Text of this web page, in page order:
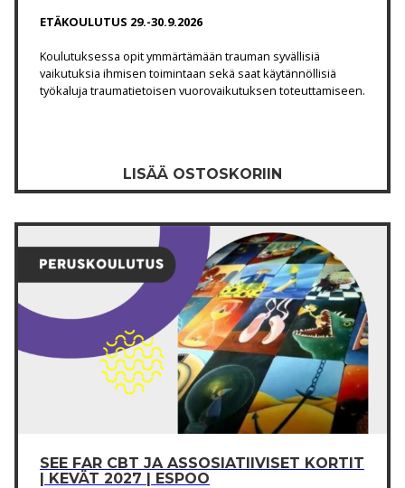
ETÄKOULUTUS 29.-30.9.2026
Koulutuksessa opit ymmärtämään trauman syvällisiä
vaikutuksia ihmisen toimintaan sekä saat käytännöllisiä
työkaluja traumatietoisen vuorovaikutuksen toteuttamiseen.
LISÄÄ OSTOSKORIIN
SEE FAR CBT JA ASSOSIATIIVISET KORTIT
| KEVÄT 2027 | ESPOO